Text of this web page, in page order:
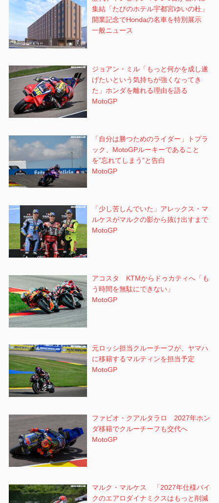
集結「たびのホテル宇都宮ゆいの杜」
開業記念でHondaの名車を特別展示
一般ニュース
ジョアン・ミル「もっと何かを成し遂
げたいという気持ちが強くなってき
た」ホンダを離れる理由を語る
MotoGP
「自分は勝つためのライダー」トプラ
ック、MotoGPルーキーであること
を”忘れてしまう”と告白
MotoGP
「少し苦しんでいた」アレックス・マ
ルケスがマルクの影から抜け出すまで
MotoGP
アコスタ KTMからドゥカティへ「も
う時間を無駄にできない」
MotoGP
元ロッシ担当クルーチーフが、ヤマハ
に移籍するマルティンを担当予定
MotoGP
ファビオ・クアルタラロ 2027年ホン
ダ移籍でクルーチーフも交代へ
MotoGP
マルク・マルケス 「2027年仕様バイ
クのエアロダイナミクスはもっと削減